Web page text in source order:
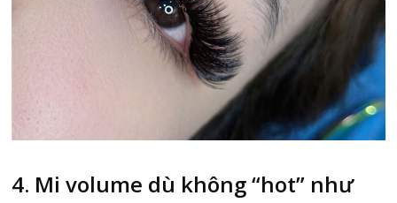
4. Mi volume dù không “hot” như